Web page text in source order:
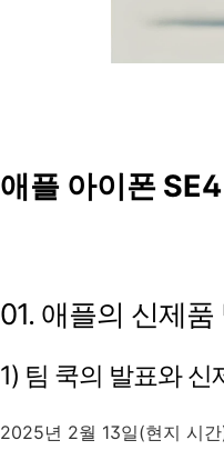
애플 아이폰
01. 애플의 신제
1) 팀 쿡의 발표와 신
2025년 2월 13일(현지 시